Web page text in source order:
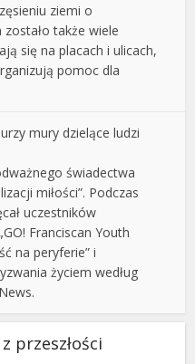
ziemi o
także wiele
się na placach i ulicach,
pomoc dla
mury dzielące ludzi
świadectwa
miłości”. Podczas
uczestników
Franciscan Youth
na peryferie” i
życiem według
przeszłości